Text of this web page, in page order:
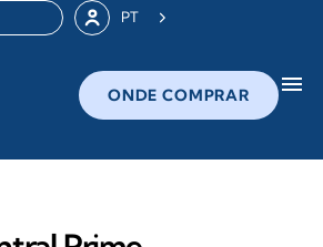
PT
ONDE COMPRAR menu